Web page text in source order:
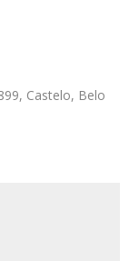
Castelo, Belo